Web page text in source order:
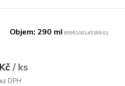
Objem: 290 ml 8595100145369.01
/ ks
DPH